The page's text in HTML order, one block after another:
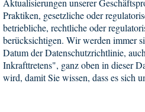
Aktualisierungen unserer
Praktiken, gesetzliche oder
betriebliche, rechtliche oder
berücksichtigen. Wir werden immer
Datum der Datenschutzrichtlinie,
Inkrafttretens", ganz oben in dieser
wird, damit Sie wissen, dass es sich